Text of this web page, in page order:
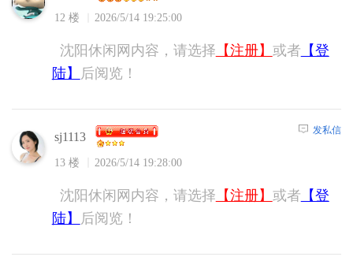
12 楼 2026/5/14 19:25:00
沈阳休闲网内容，请选择 【注册】 或者 【登
陆】
后阅览！
sj1113
13 楼 2026/5/14 19:28:00
发私信
沈阳休闲网内容，请选择 【注册】 或者 【登
陆】
后阅览！